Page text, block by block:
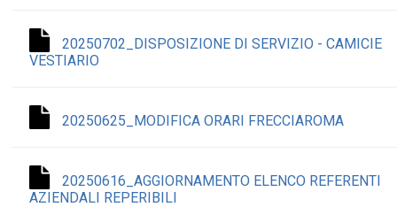
20250702_DISPOSIZIONE DI SERVIZIO - CAMICIE
VESTIARIO
20250625_MODIFICA ORARI FRECCIAROMA
20250616_AGGIORNAMENTO ELENCO REFERENTI
AZIENDALI REPERIBILI